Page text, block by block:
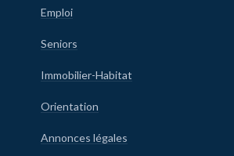
Emploi
Seniors
Immobilier-Habitat
Orientation
Annonces légales